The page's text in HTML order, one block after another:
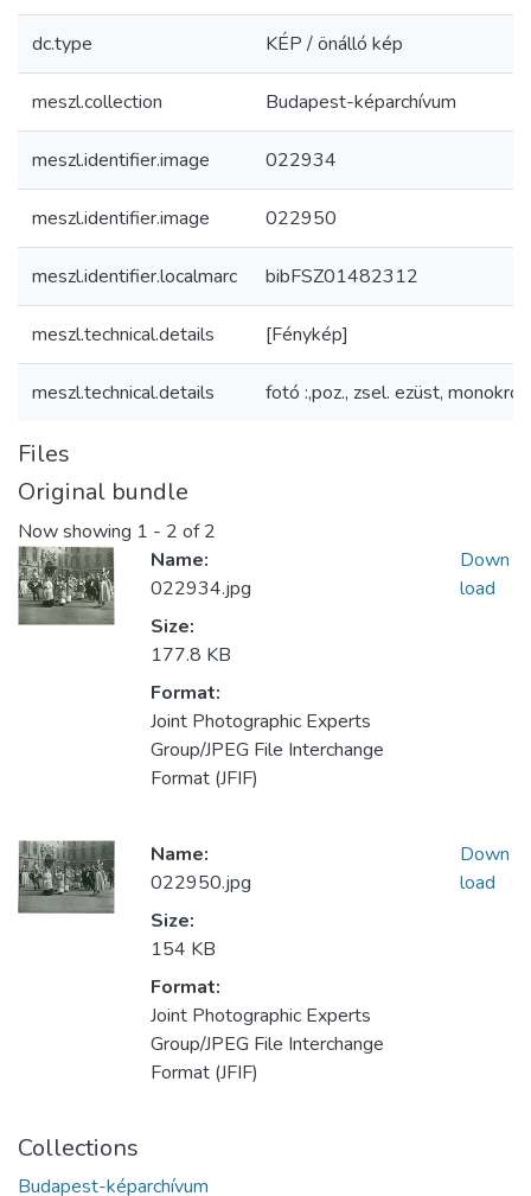
dc.type KÉP / önálló kép
meszl.collection Budapest-képarchívum
meszl.identifier.image 022934
meszl.identifier.image 022950
meszl.identifier.localmarc bibFSZ01482312
meszl.technical.details [Fénykép]
meszl.technical.details fotó :,poz., zsel. ezüst,
Files
Original bundle
Now showing 1 - 2 of 2
Name:
022934.jpg
Size:
177.8 KB
Format:
Joint Photographic Experts
Group/JPEG File Interchange
Format (JFIF)
Down
load
Name:
022950.jpg
Size:
154 KB
Format:
Joint Photographic Experts
Group/JPEG File Interchange
Format (JFIF)
Down
load
Collections
Budapest-képarchívum